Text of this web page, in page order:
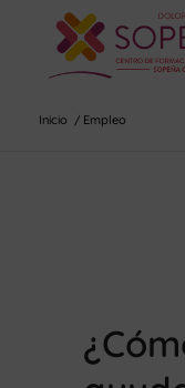
Inicio / Empleo